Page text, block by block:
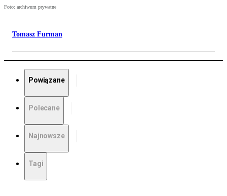
Foto: archiwum prywatne
Tomasz Furman
Powiązane
Polecane
Najnowsze
Tagi